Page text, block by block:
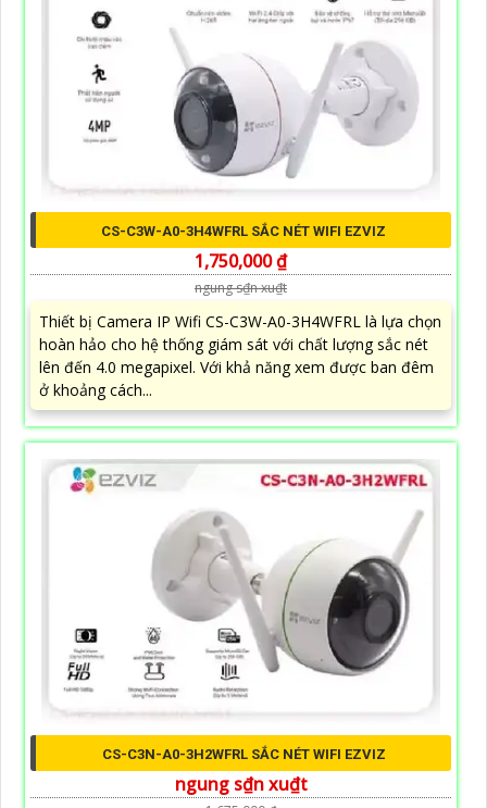
CS-C3W-A0-3H4WFRL SẮC NÉT WIFI EZVIZ
1,750,000 ₫
ngung s₫n xu₫t
Thiết bị Camera IP Wifi CS-C3W-A0-3H4WFRL là lựa chọn
hoàn hảo cho hệ thống giám sát với chất lượng sắc nét
lên đến 4.0 megapixel. Với khả năng xem được ban đêm
ở khoảng cách...
CS-C3N-A0-3H2WFRL SẮC NÉT WIFI EZVIZ
ngung s₫n xu₫t